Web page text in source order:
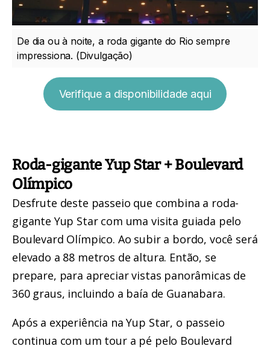
De dia ou à noite, a roda gigante do Rio sempre
impressiona. (Divulgação)
Verifique a disponibilidade aqui
Roda-gigante Yup Star + Boulevard
Olímpico
Desfrute deste passeio que combina a roda-
gigante Yup Star com uma visita guiada pelo
Boulevard Olímpico. Ao subir a bordo, você será
elevado a 88 metros de altura. Então, se
prepare, para apreciar vistas panorâmicas de
360 graus, incluindo a baía de Guanabara.
Após a experiência na Yup Star, o passeio
continua com um tour a pé pelo Boulevard